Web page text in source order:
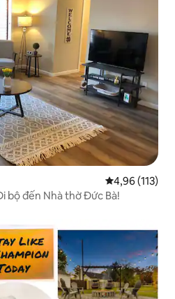
Xếp hạng
4,96 (113)
bộ đến Nhà thờ Đức Bà!